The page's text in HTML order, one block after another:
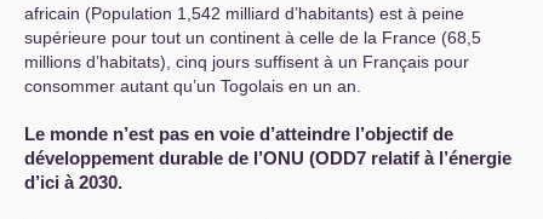
africain (Population 1,542 milliard d’habitants) est à peine
supérieure pour tout un continent à celle de la France (68,5
millions d’habitats), cinq jours suffisent à un Français pour
consommer autant qu’un Togolais en un an.
Le monde n’est pas en voie d’atteindre l’objectif de
développement durable de l’ONU (ODD7 relatif à l’énergie
d’ici à 2030.